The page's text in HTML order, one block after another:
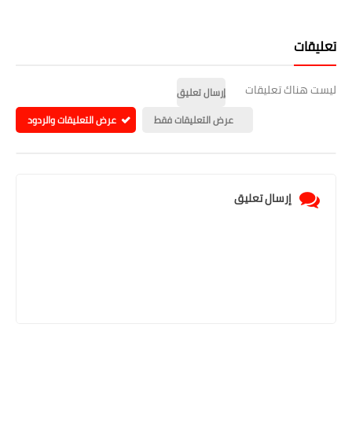
تعليقات
ليست هناك تعليقات
إرسال تعليق
عرض التعليقات فقط
عرض التعليقات والردود
إرسال تعليق